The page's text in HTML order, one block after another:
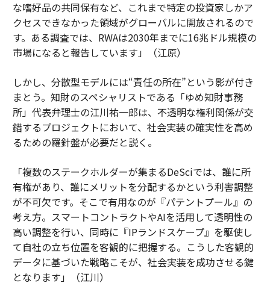
な嗜好品の共同保有など、これまで特定の投資家しかア
クセスできなかった領域がグローバルに開放されるので
す。ある調査では、RWAは2030年までに16兆ドル規模の
市場になると報告しています」（江原）
しかし、分散型モデルには“責任の所在”という影が付き
まとう。知財のスペシャリストである「ゆめ知財事務
所」代表弁理士の江川祐一郎は、不透明な権利関係が交
錯するプロジェクトにおいて、社会実装の確実性を高め
るための羅針盤が必要だと説く。
「複数のステークホルダーが集まるDeSciでは、誰に所
有権があり、誰にメリットを分配するかという利害調整
が不可欠です。そこで有用なのが『パテントプール』の
考え方。スマートコントラクトやAIを活用して透明性の
高い調整を行い、同時に『IPランドスケープ』を駆使し
て自社の立ち位置を客観的に把握する。こうした客観的
データに基づいた戦略こそが、社会実装を成功させる鍵
となります」（江川）